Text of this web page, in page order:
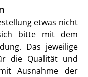
etwas nicht
bitte mit dem
Das jeweilige
die Qualität und
Ausnahme der